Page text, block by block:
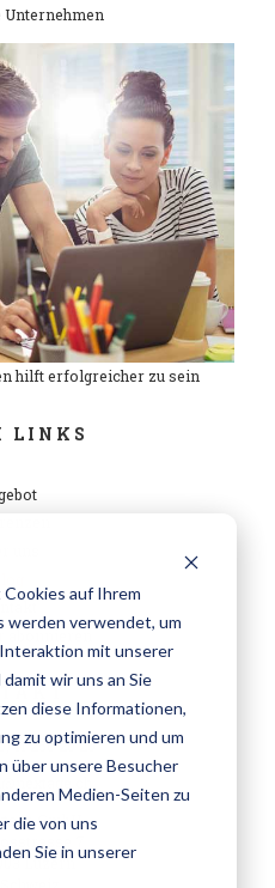
auf Ihrem
werden verwendet, um
mit unserer
wir uns an Sie
diese Informationen,
zu optimieren und um
über unsere Besucher
Medien-Seiten zu
die von uns
Sie in unserer
hilft erfolgreicher zu sein
LINKS
250 20 20
GmbH
Luzern